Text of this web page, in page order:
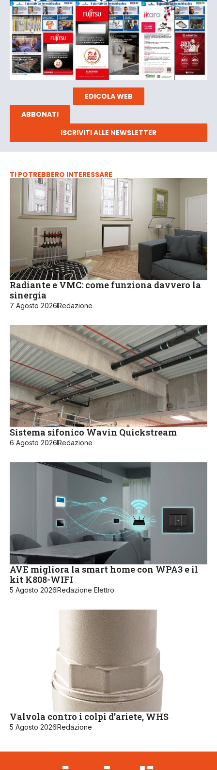
EDICOLA WEB
ABBONATI
ISCRIVITI ALLE NEWSLETTER
TI POTREBBERO INTERESSARE
Radiante e VMC: come funziona davvero la
sinergia
7 Agosto 2026Redazione
Sistema sifonico Wavin Quickstream
6 Agosto 2026Redazione
AVE migliora la smart home con WPA3 e il
kit K808-WIFI
5 Agosto 2026Redazione Elettro
Valvola contro i colpi d’ariete, WHS
5 Agosto 2026Redazione